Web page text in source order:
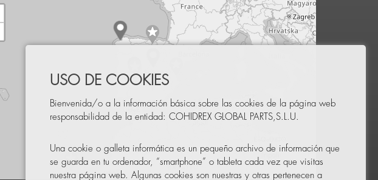
Leaflet |© OpenStreetMap
USO DE COOKIES
Bienvenida/o a la información básica sobre las cookies de la página web
responsabilidad de la entidad: COHIDREX GLOBAL PARTS,S.L.U.
Una cookie o galleta informática es un pequeño archivo de información que
se guarda en tu ordenador, “smartphone” o tableta cada vez que visitas
nuestra página web. Algunas cookies son nuestras y otras pertenecen a